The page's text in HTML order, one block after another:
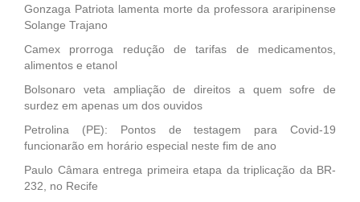
Gonzaga Patriota lamenta morte da professora araripinense
Solange Trajano
Camex prorroga redução de tarifas de medicamentos,
alimentos e etanol
Bolsonaro veta ampliação de direitos a quem sofre de
surdez em apenas um dos ouvidos
Petrolina (PE): Pontos de testagem para Covid-19
funcionarão em horário especial neste fim de ano
Paulo Câmara entrega primeira etapa da triplicação da BR-
232, no Recife